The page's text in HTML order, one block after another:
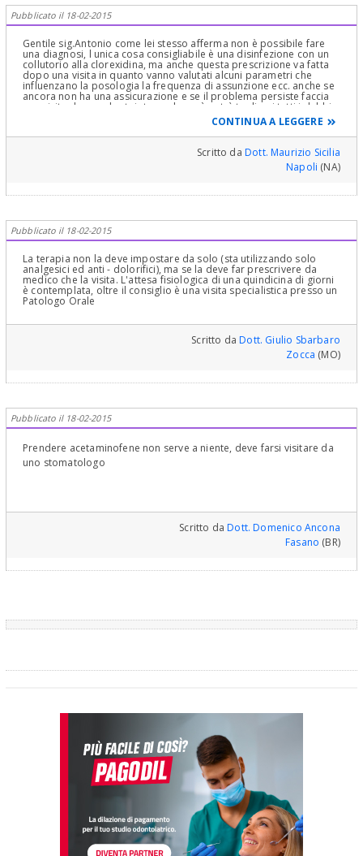
altre zone della bocca. Visitare le gengive e tanto altro. Tutto
questo e tanto altro deve portare ad un sospetto diagnostici e a
Diagnosi Differenziali e a valutare se fosse necessaria o no una
diagnosi istopatologica con un prelievo bioptico. Tutto questo è
"materia del Dentista, non del Medico Generico" che non ha una
Cultura adeguata dal punto di vista Clinico sulle patologie orali! Si
faccia quindi visitare dal Dentista, possibilmente esperto in
Stomatologia e Patologia Orale, ma basta e avanza un Dentista
Generico, purché Professionale! Stia tranquillo e sereno e si faccia
visitare. Cari Saluti
Pubblicato il 18-02-2015
Gentile sig.Antonio come lei stesso afferma non è possibile fare
una diagnosi, l unica cosa consigliabile è una disinfezione con un
collutorio alla clorexidina, ma anche questa prescrizione va fatta
dopo una visita in quanto vanno valutati alcuni parametri che
influenzano la posologia la frequenza di assunzione ecc. anche se
ancora non ha una assicurazione e se il problema persiste faccia
una visita da un odontoiatra, solo così potrà togliersi tutti i dubbi.
CONTINUA A LEGGERE
Scritto daDott. Maurizio Sicilia
Napoli (NA)
Pubblicato il 18-02-2015
La terapia non la deve impostare da solo (sta utilizzando solo
analgesici ed anti - dolorifici), ma se la deve far prescrivere da
medico che la visita. L'attesa fisiologica di una quindicina di giorni
è contemplata, oltre il consiglio è una visita specialistica presso un
Patologo Orale
Scritto daDott. Giulio Sbarbaro
Zocca (MO)
Pubblicato il 18-02-2015
Prendere acetaminofene non serve a niente, deve farsi visitare da
uno stomatologo
Scritto daDott. Domenico Ancona
Fasano (BR)